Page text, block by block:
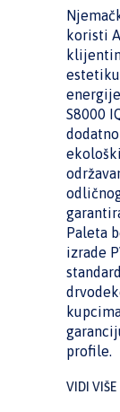
koristi
S8000
Paleta
izrade
profile.
VIDI VIŠE